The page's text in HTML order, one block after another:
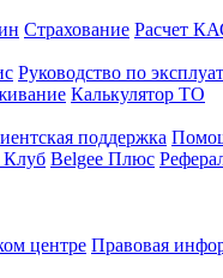
Страхование Расчет
Руководство по
Калькулятор ТО
поддержка
Клуб Belgee Плюс
центре Правовая